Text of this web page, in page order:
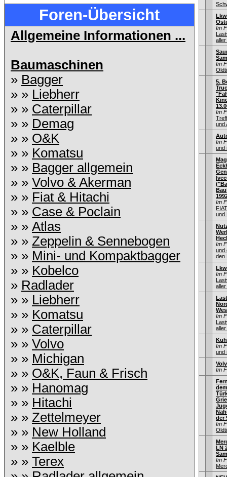
Foren-Übersicht
Allgemeine Informationen ...
Baumaschinen
» Bagger
» » Liebherr
» » Caterpillar
» » Demag
» » O&K
» » Komatsu
» » Bagger allgemein
» » Volvo & Akerman
» » Fiat & Hitachi
» » Case & Poclain
» » Atlas
» » Zeppelin & Sennebogen
» » Mini- und Kompaktbagger
» » Kobelco
» Radlader
» » Liebherr
» » Komatsu
» » Caterpillar
» » Volvo
» » Michigan
» » O&K, Faun & Frisch
» » Hanomag
» » Hitachi
» » Zettelmeyer
» » New Holland
» » Kaelble
» » Terex
Im
aller
Im
5.
Im
und
Im
und
Im
und
Im
und
den
Im
aller
Im
aller
Im
und
Im
der
Im
LN
Im